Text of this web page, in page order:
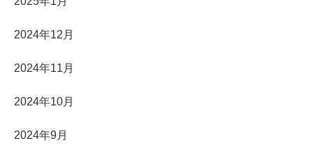
2024年12月
2024年11月
2024年10月
2024年9月